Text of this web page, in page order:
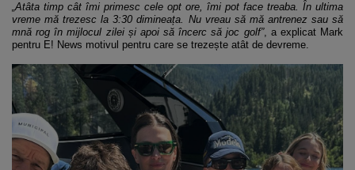
„Atâta timp cât îmi primesc cele opt ore, îmi pot face treaba. În ultima
vreme mă trezesc la 3:30 dimineața. Nu vreau să mă antrenez sau să
mnă rog în mijlocul zilei și apoi să încerc să joc golf”, a explicat Mark
pentru E! News motivul pentru care se trezește atât de devreme.